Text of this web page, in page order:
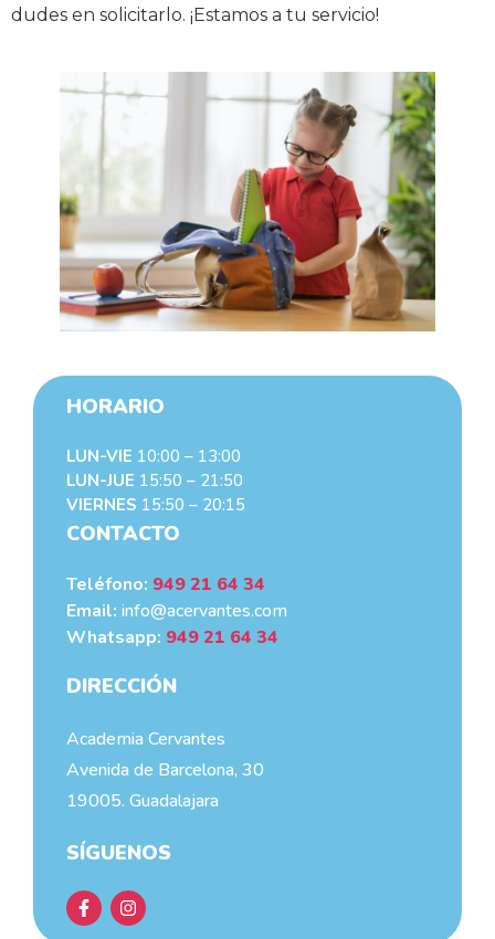
dudes en solicitarlo. ¡Estamos a tu servicio!
HORARIO
LUN-VIE 10:00 – 13:00
LUN-JUE 15:50 – 21:50
VIERNES 15:50 – 20:15
CONTACTO
Teléfono: 949 21 64 34
Email: info@acervantes.com
Whatsapp: 949 21 64 34
DIRECCIÓN
Academia Cervantes
Avenida de Barcelona, 30
19005. Guadalajara
SÍGUENOS